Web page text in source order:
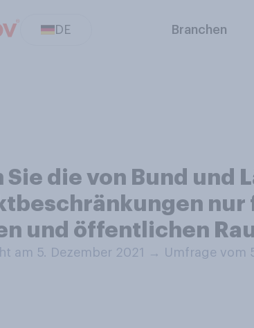
DE Branchen
Sie die von Bund und
und öffentlichen
am 5. Dezember 2021 → Umfrage vom